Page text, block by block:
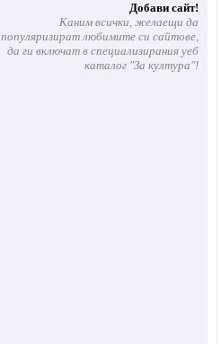
Добави сайт!
Каним всички, желаещи да
популяризират любимите си сайтове,
да ги включат в специализирания уеб
каталог "За култура"!